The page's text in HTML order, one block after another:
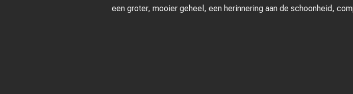
een groter, mooier geheel, een herinnering aan de schoonheid,